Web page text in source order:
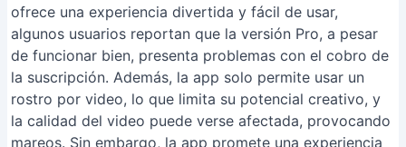
ofrece una experiencia divertida y fácil de usar,
algunos usuarios reportan que la versión Pro, a pesar
de funcionar bien, presenta problemas con el cobro de
la suscripción. Además, la app solo permite usar un
rostro por video, lo que limita su potencial creativo, y
la calidad del video puede verse afectada, provocando
mareos. Sin embargo, la app promete una experiencia